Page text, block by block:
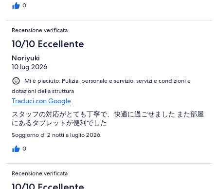
0
Recensione verificata
10/10 Eccellente
Noriyuki
10 lug 2026
Mi è piaciuto: Pulizia, personale e servizio, servizi e condizioni e
dotazioni della struttura
Traduci con Google
スタッフの対応がとても丁寧で、快適に過ごせました また部屋
にあるタブレットが便利でした
Soggiorno di 2 notti a luglio 2026
0
Recensione verificata